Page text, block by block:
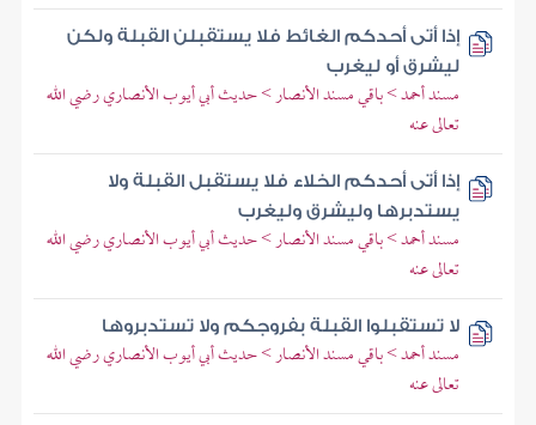
إذا أتى أحدكم الغائط فلا يستقبلن القبلة ولكن
ليشرق أو ليغرب
مسند أحمد > باقي مسند الأنصار > حديث أبي أيوب الأنصاري رضي الله
تعالى عنه
إذا أتى أحدكم الخلاء فلا يستقبل القبلة ولا
يستدبرها وليشرق وليغرب
مسند أحمد > باقي مسند الأنصار > حديث أبي أيوب الأنصاري رضي الله
تعالى عنه
لا تستقبلوا القبلة بفروجكم ولا تستدبروها
مسند أحمد > باقي مسند الأنصار > حديث أبي أيوب الأنصاري رضي الله
تعالى عنه